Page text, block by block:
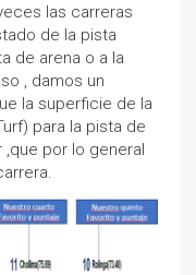
las carreras
de la pista
de arena o a la
, damos un
la superficie de la
para la pista de
,que por lo general